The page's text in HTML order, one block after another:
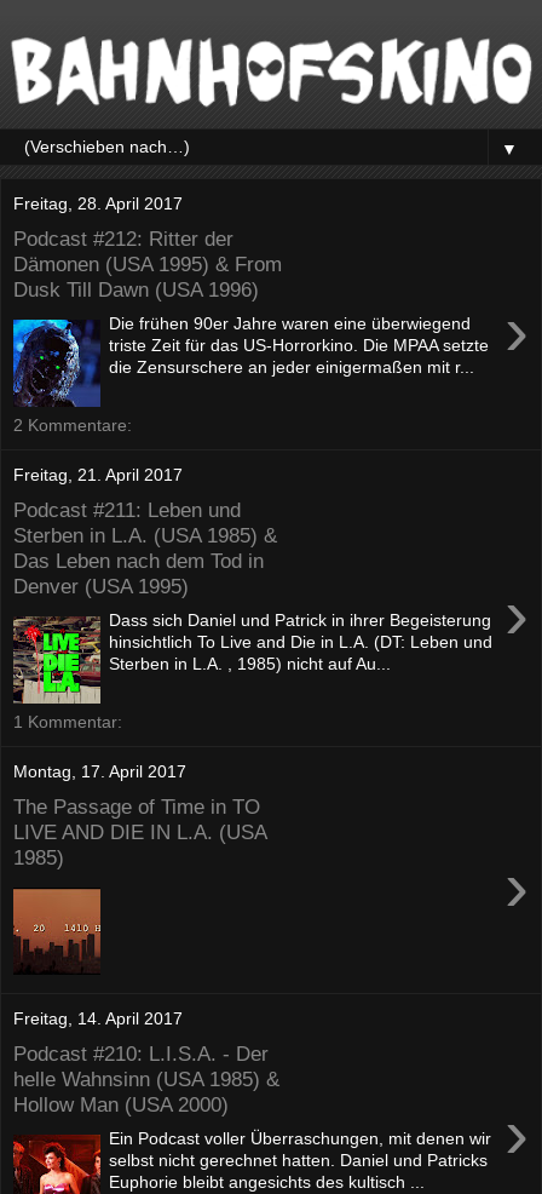
▼
Freitag, 28. April 2017
Podcast #212: Ritter der
Dämonen (USA 1995) & From
Dusk Till Dawn (USA 1996)
›
Die frühen 90er Jahre waren eine überwiegend
triste Zeit für das US-Horrorkino. Die MPAA setzte
die Zensurschere an jeder einigermaßen mit r...
2 Kommentare:
Freitag, 21. April 2017
Podcast #211: Leben und
Sterben in L.A. (USA 1985) &
Das Leben nach dem Tod in
Denver (USA 1995)
›
Dass sich Daniel und Patrick in ihrer Begeisterung
hinsichtlich To Live and Die in L.A. (DT: Leben und
Sterben in L.A. , 1985) nicht auf Au...
1 Kommentar:
Montag, 17. April 2017
The Passage of Time in TO
LIVE AND DIE IN L.A. (USA
1985)
›
Freitag, 14. April 2017
Podcast #210: L.I.S.A. - Der
helle Wahnsinn (USA 1985) &
Hollow Man (USA 2000)
›
Ein Podcast voller Überraschungen, mit denen wir
selbst nicht gerechnet hatten. Daniel und Patricks
Euphorie bleibt angesichts des kultisch ...